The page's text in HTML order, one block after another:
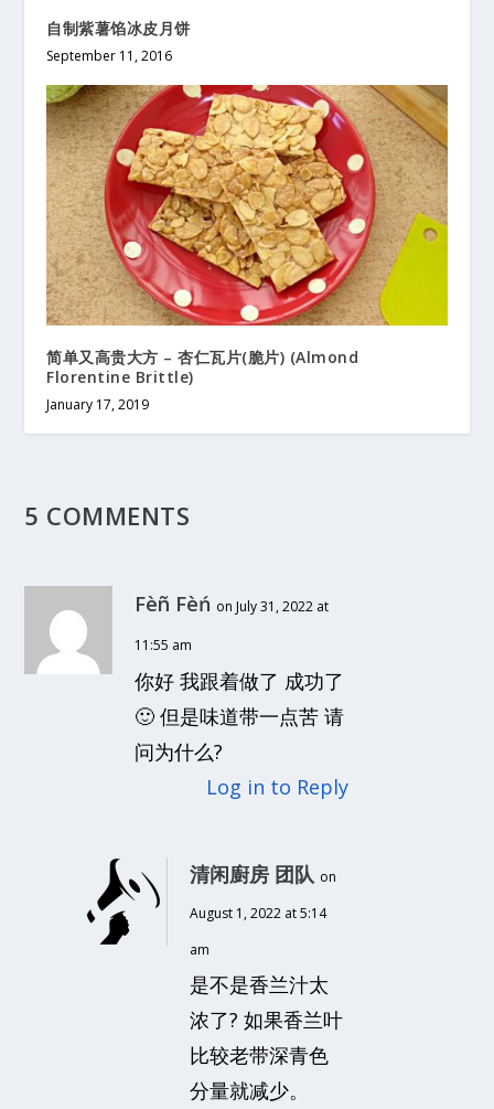
自制紫薯馅冰皮月饼
September 11, 2016
简单又高贵大方 – 杏仁瓦片(脆片) (Almond
Florentine Brittle)
January 17, 2019
5 COMMENTS
Fèñ Fèń on July 31, 2022 at
11:55 am
你好 我跟着做了 成功了
🙂 但是味道带一点苦 请
问为什么?
Log in to Reply
清闲廚房 团队 on
August 1, 2022 at 5:14
am
是不是香兰汁太
浓了? 如果香兰叶
比较老带深青色
分量就减少。